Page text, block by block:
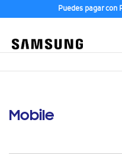
Puedes pagar
Mobile